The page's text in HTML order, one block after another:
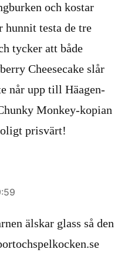
och kostar
hunnit testa de tre
tycker att både
Cheesecake slår
når upp till Häagen-
Monkey-kopian
prisvärt!
älskar glass så den